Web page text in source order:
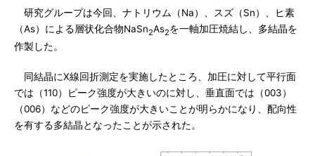
研究グループは今回、ナトリウム（Na）、スズ（Sn）、ヒ素
（As）による層状化合物NaSn2As2を一軸加圧焼結し、多結晶を
作製した。
同結晶にX線回折測定を実施したところ、加圧に対して平行面
では（110）ピーク強度が大きいのに対し、垂直面では（003）
（006）などのピーク強度が大きいことが明らかになり、配向性
を有する多結晶となったことが示された。